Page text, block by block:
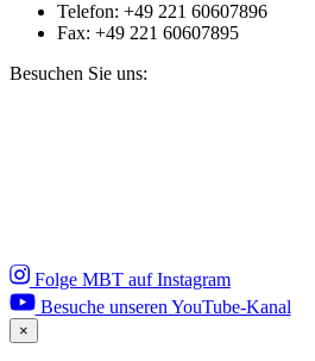
Telefon: +49 221 60607896
Fax: +49 221 60607895
Besuchen Sie uns:
Folge MBT auf Instagram
Besuche unseren YouTube-Kanal
×
Close